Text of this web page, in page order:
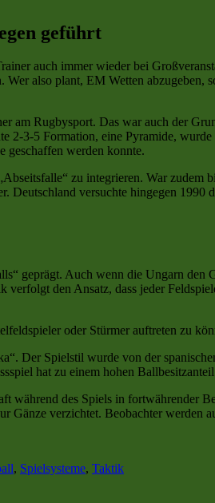
geführt
auch immer wieder bei
also plant, EM Wetten abzugeben,
am Rugbysport. Das war auch der
2-3-5 Formation, eine Pyramide,
geschaffen werden konnte.
zu integrieren. War
versuchte hingegen
geprägt. Auch wenn die Ungarn den
den Ansatz, dass jeder
oder Stürmer auftreten zu
Der Spielstil wurde von der
hat zu einem hohen
während des Spiels in
Gänze verzichtet. Beobachter
, Spielsysteme, Taktik